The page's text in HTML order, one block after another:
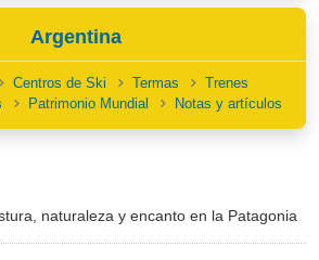
Argentina
Centros de Ski Termas
Trenes
Patrimonio Mundial Notas y artículos
naturaleza y encanto en la Patagonia